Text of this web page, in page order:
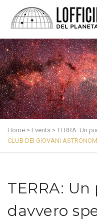
Home > Events > TERRA: Un
CLUB DEI GIOVANI
TERRA:
davvero